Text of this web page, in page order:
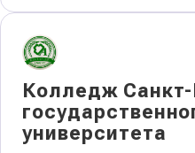
Колледж Санкт-
университета